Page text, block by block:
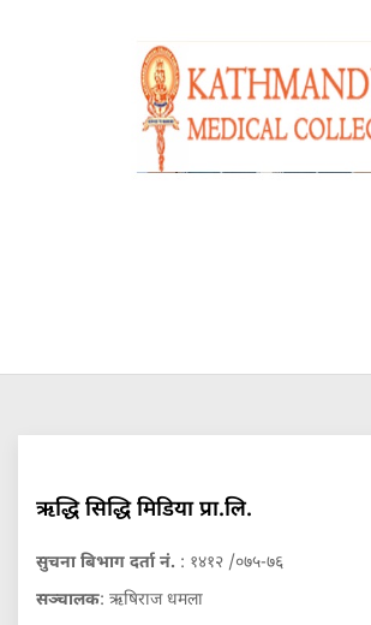
ऋद्धि सिद्धि मिडिया प्रा.लि.
सुचना बिभाग दर्ता नं. : १४१२ /०७५-७६
सञ्चालक: ऋषिराज धमला